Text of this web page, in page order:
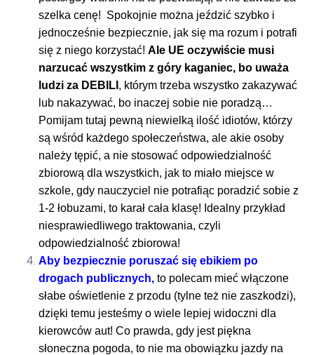
szelka cenę! Spokojnie można jeździć szybko i
jednocześnie bezpiecznie, jak się ma rozum i potrafi
się z niego korzystać! Ale UE oczywiście musi
narzucać wszystkim z góry kaganiec, bo uważa
ludzi za DEBILI , którym trzeba wszystko zakazywać
lub nakazywać, bo inaczej sobie nie poradzą…
Pomijam tutaj pewną niewielką ilość idiotów, którzy
są wśród każdego społeczeństwa, ale akie osoby
należy tępić, a nie stosować odpowiedzialność
zbiorową dla wszystkich, jak to miało miejsce w
szkole, gdy nauczyciel nie potrafiąc poradzić sobie z
1-2 łobuzami, to karał cała klasę! Idealny przykład
niesprawiedliwego traktowania, czyli
odpowiedzialność zbiorowa!
Aby bezpiecznie poruszać się ebikiem po
drogach publicznych, to polecam mieć włączone
słabe oświetlenie z przodu (tylne też nie zaszkodzi),
dzięki temu jesteśmy o wiele lepiej widoczni dla
kierowców aut! Co prawda, gdy jest piękna
słoneczna pogoda, to nie ma obowiązku jazdy na